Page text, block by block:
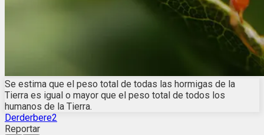
Se estima que el peso total de todas las hormigas de la
Tierra es igual o mayor que el peso total de todos los
humanos de la Tierra.
Derderbere2
Reportar